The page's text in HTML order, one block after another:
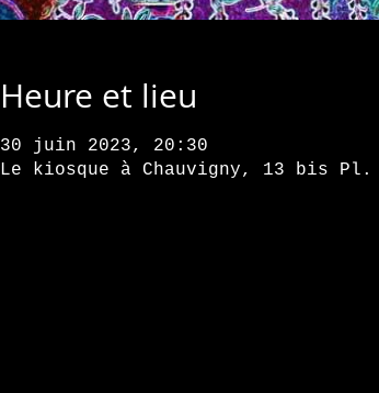
Heure et lieu
30 juin 2023, 20:30
Le kiosque à Chauvigny, 13 bis Pl.